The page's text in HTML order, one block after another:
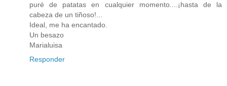
puré de patatas en cualquier momento....¡hasta de la
cabeza de un tiñoso!...
Ideal, me ha encantado.
Un besazo
Marialuisa
Responder